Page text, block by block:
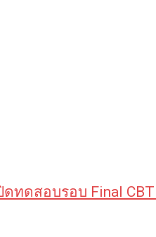
ดทดสอบรอบ Final